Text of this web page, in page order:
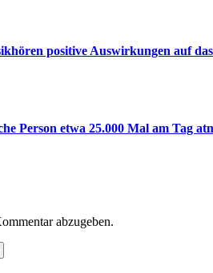
positive Auswirkungen auf
Person etwa 25.000 Mal am Tag
abzugeben.